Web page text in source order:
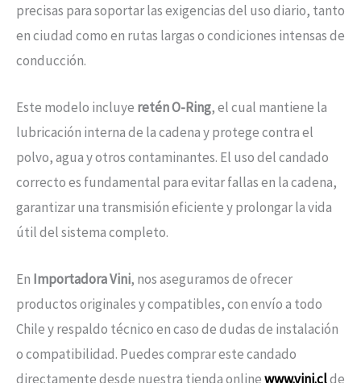
precisas para soportar las exigencias del uso diario, tanto
en ciudad como en rutas largas o condiciones intensas de
conducción.
Este modelo incluye retén O-Ring, el cual mantiene la
lubricación interna de la cadena y protege contra el
polvo, agua y otros contaminantes. El uso del candado
correcto es fundamental para evitar fallas en la cadena,
garantizar una transmisión eficiente y prolongar la vida
útil del sistema completo.
En Importadora Vini, nos aseguramos de ofrecer
productos originales y compatibles, con envío a todo
Chile y respaldo técnico en caso de dudas de instalación
o compatibilidad. Puedes comprar este candado
directamente desde nuestra tienda onlinewww.vini.clde